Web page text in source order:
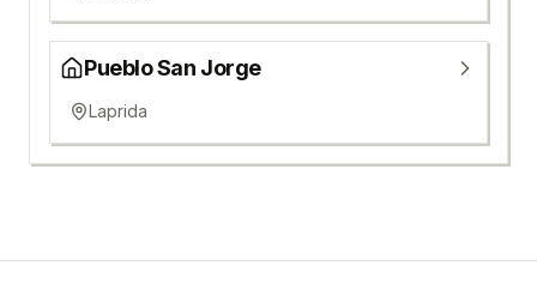
Pueblo San Jorge
Laprida